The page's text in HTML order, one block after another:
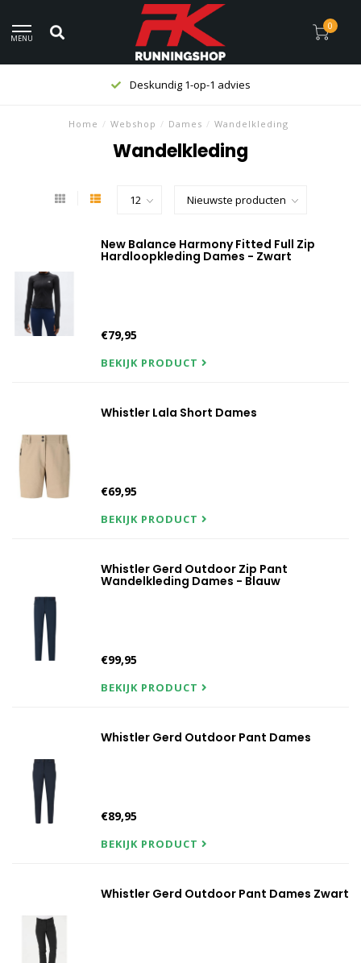
MENU
0
Deskundig 1-op-1 advies
Home / Webshop / Dames / Wandelkleding
Wandelkleding
New Balance Harmony Fitted Full Zip
Hardloopkleding Dames - Zwart
€79,95
BEKIJK PRODUCT
Whistler Lala Short Dames
€69,95
BEKIJK PRODUCT
Whistler Gerd Outdoor Zip Pant
Wandelkleding Dames - Blauw
€99,95
BEKIJK PRODUCT
Whistler Gerd Outdoor Pant Dames
€89,95
BEKIJK PRODUCT
Whistler Gerd Outdoor Pant Dames Zwart